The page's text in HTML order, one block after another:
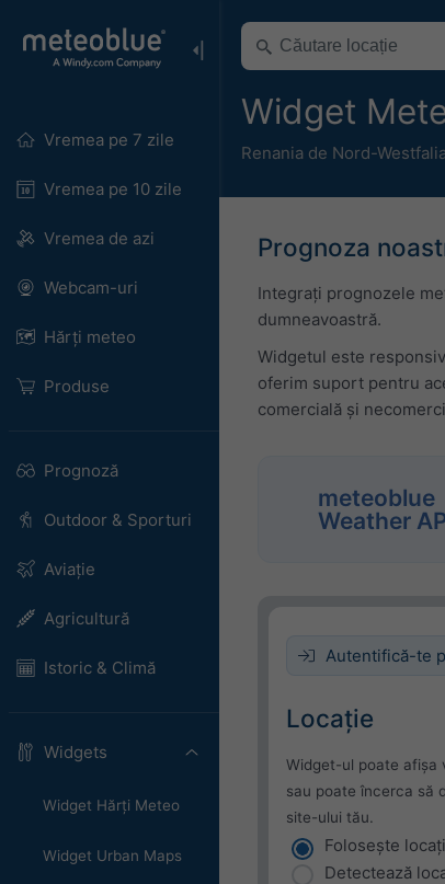
Vremea pe 7 zile
Vremea pe 10 zile
Vremea de azi
Webcam-uri
Hărți meteo
Produse
Prognoză
Outdoor & Sporturi
Aviație
Agricultură
Istoric & Climă
Widgets
Widget Hărți Meteo
Widget Urban Maps
Widget
Renania de Nord-
Prognoza
Integrați prognozele
dumneavoastră.
Widgetul este
oferim suport pentru
comercială și
meteoblue
Weather
Autentifică-te
Locație
Widget-ul poate afișa
sau poate încerca să
site-ului tău.
Folosește
Detectează